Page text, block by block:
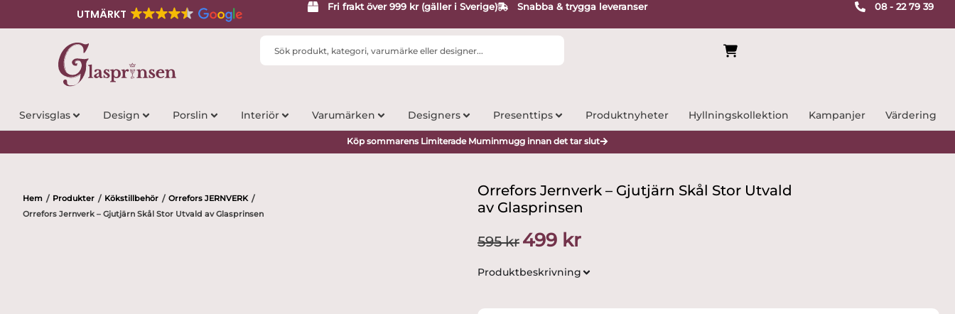
UTMÄRKT
Fri frakt över 999 kr (gäller i Sverige) Snabba & trygga leveranser 08 - 22 79 39
Search
Servisglas Design Porslin Interiör Varumärken Designers Presenttips Produktnyheter Hyllningskollektion Kampanjer Värdering
Köp sommarens Limiterade Muminmugg innan det tar slut
Hem / Produkter / Kökstillbehör / Orrefors JERNVERK /
Orrefors Jernverk – Gjutjärn Skål Stor Utvald av Glasprinsen
Orrefors Jernverk – Gjutjärn Skål Stor Utvald
av Glasprinsen
595kr Det
ursprungliga
priset
499 krDet
Produktbeskrivning